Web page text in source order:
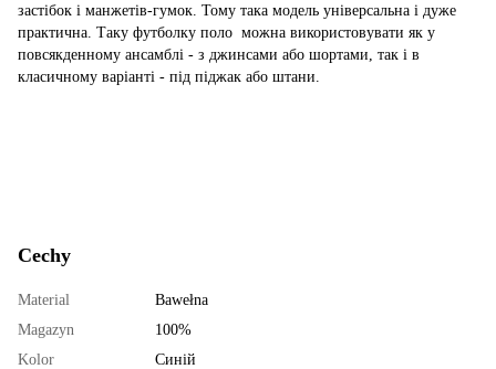
застібок і манжетів-гумок. Тому така модель універсальна і дуже
практична. Таку футболку поло можна використовувати як у
повсякденному ансамблі - з джинсами або шортами, так і в
класичному варіанті - під піджак або штани.
Cechy
Material
Bawełna
Magazyn
100%
Kolor
Синій